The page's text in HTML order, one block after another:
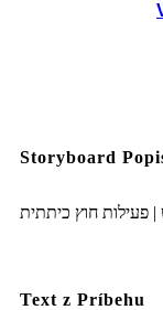
Storyboard
חוץ כיתתית
Text z Príbehu